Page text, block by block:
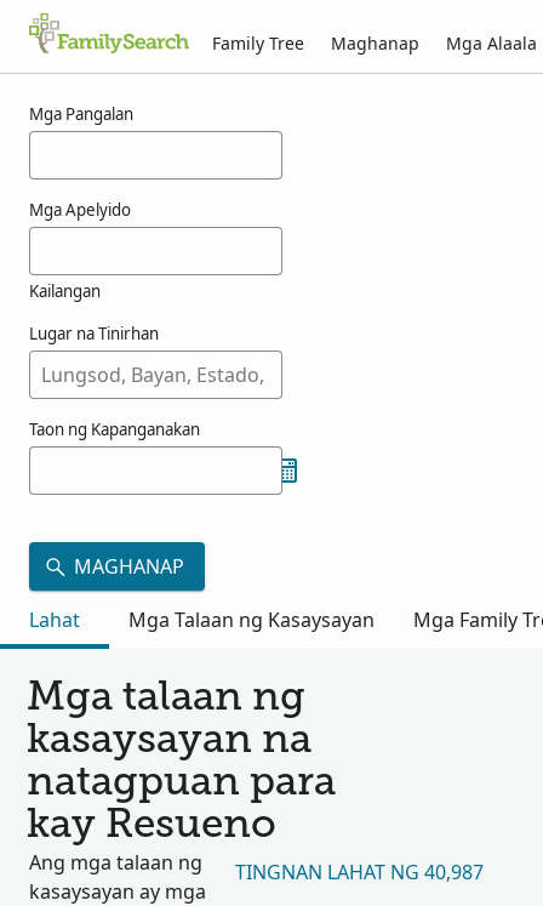
Family Tree Maghanap Mga Alaala
Mga Pangalan
Mga Apelyido
Kailangan
Lugar na Tinirhan
Taon ng Kapanganakan
MAGHANAP
Lahat
Mga Talaan ng Kasaysayan Mga Family
Mga talaan ng
kasaysayan na
natagpuan para
kay Resueno
Ang mga talaan ng
kasaysayan ay mga
TINGNAN LAHAT NG 40,987